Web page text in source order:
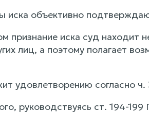
иска объективно
признание иска суд
лиц, а поэтому полагает
удовлетворению согласно
руководствуясь ст. 194-